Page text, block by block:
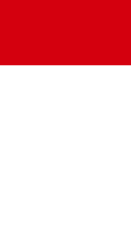
области на сайте